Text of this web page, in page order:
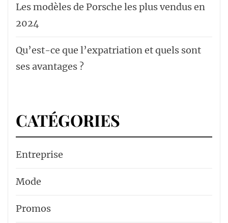
Les modèles de Porsche les plus vendus en
2024
Qu’est-ce que l’expatriation et quels sont
ses avantages ?
CATÉGORIES
Entreprise
Mode
Promos